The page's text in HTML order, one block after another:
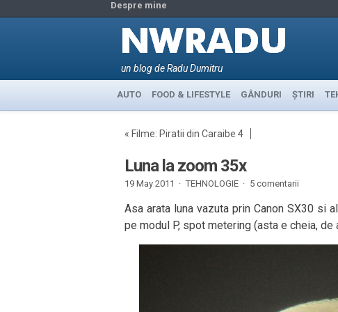
Despre mine
un blog de Radu Dumitru
AUTO FOOD & LIFESTYLE GÂNDURI ȘTIRI
« Filme: Piratii din Caraibe 4
Luna la zoom 35x
19 May 2011 · TEHNOLOGIE· 5 comentarii
Asa arata luna vazuta prin Canon SX30 si
pe modul P, spot metering (asta e cheia, de